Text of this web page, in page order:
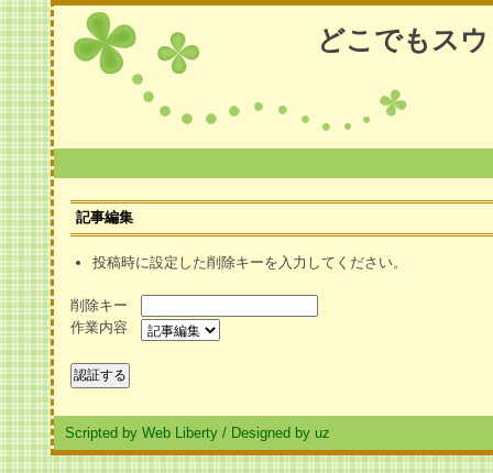
どこでもス
記事編集
投稿時に設定した削除キーを入力してください。
削除キー
作業内容
Scripted by Web Liberty / Designed by uz